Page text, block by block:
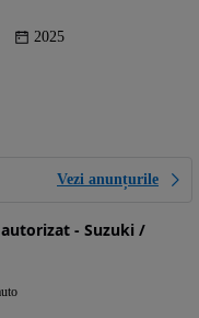
2025
Vezi anunțurile
autorizat - Suzuki /